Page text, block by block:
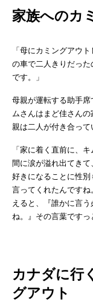
家族へのカ
「母にカミングアウ
の車で二人きりだっ
です。」
母親が運転する助手
ムさんはまど佳さん
親は二人が付き合って
「家に着く直前に、
間に涙が溢れ出てき
好きになることに性
言ってくれたんです
えると、『誰かに言
ね。』その言葉ですっ
カナダに行
グアウト